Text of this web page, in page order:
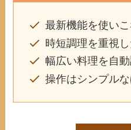
最新機能を使い
時短調理を重視し
幅広い料理を自
操作はシンプル